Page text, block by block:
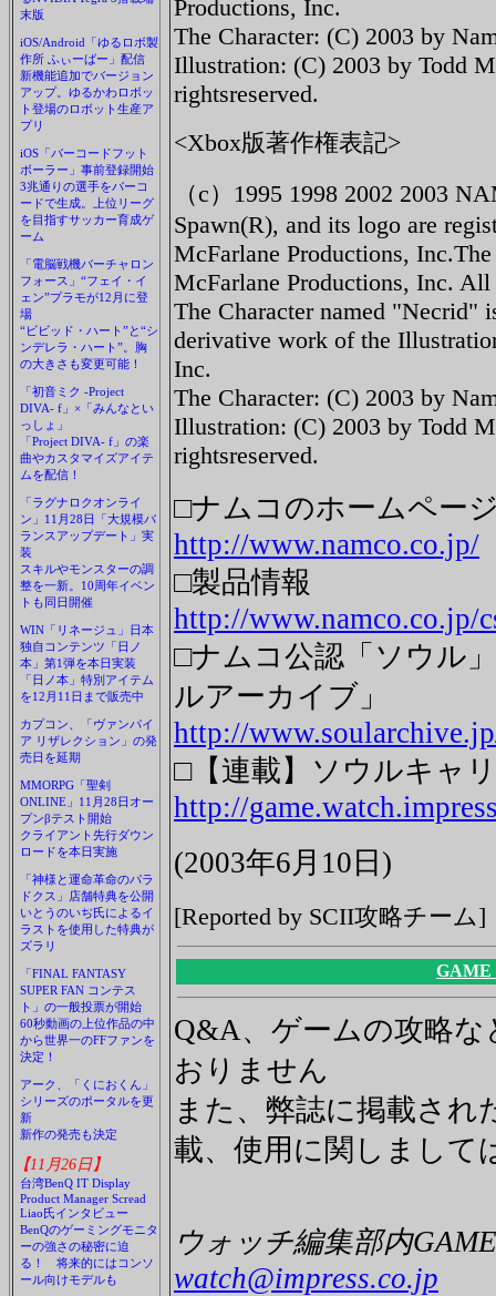
末版
iOS/Android「ゆるロボ製
作所 ふぃーばー」配信
新機能追加でバージョン
アップ。ゆるかわロボッ
ト登場のロボット生産ア
プリ
iOS「バーコードフット
ボーラー」事前登録開始
3兆通りの選手をバーコ
ードで生成。上位リーグ
を目指すサッカー育成ゲ
ーム
「電脳戦機バーチャロン
フォース」“フェイ・イ
ェン”プラモが12月に登
場
“ビビッド・ハート”と“シ
ンデレラ・ハート”。胸
の大きさも変更可能！
「初音ミク -Project
DIVA- f」×「みんなとい
っしょ」
「Project DIVA- f」の楽
曲やカスタマイズアイテ
ムを配信！
「ラグナロクオンライ
ン」11月28日「大規模バ
ランスアップデート」実
装
スキルやモンスターの調
整を一新。10周年イベン
トも同日開催
WIN「リネージュ」日本
独自コンテンツ「日ノ
本」第1弾を本日実装
「日ノ本」特別アイテム
を12月11日まで販売中
カプコン、「ヴァンパイ
ア リザレクション」の発
売日を延期
MMORPG「聖剣
ONLINE」11月28日オー
プンβテスト開始
クライアント先行ダウン
ロードを本日実施
「神様と運命革命のパラ
ドクス」店舗特典を公開
いとうのいぢ氏によるイ
ラストを使用した特典が
ズラリ
「FINAL FANTASY
SUPER FAN コンテス
ト」の一般投票が開始
60秒動画の上位作品の中
から世界一のFFファンを
決定！
アーク、「くにおくん」
シリーズのポータルを更
新
新作の発売も決定
【11月26日】
台湾BenQ IT Display
Product Manager Scread
Liao氏インタビュー
BenQのゲーミングモニタ
ーの強さの秘密に迫
る！ 将来的にはコンソ
ール向けモデルも
Productions, Inc.
The Character: (C) 2003 by
Illustration: (C) 2003 by Todd
rightsreserved.
<Xbox版著作権表記>
（c）1995 1998 2002 2003
Spawn(R), and its logo are
McFarlane Productions,
McFarlane Productions, Inc. All
The Character named "Necrid"
derivative work of the
Inc.
The Character: (C) 2003 by
Illustration: (C) 2003 by Todd
rightsreserved.
□ナムコのホームペー
http://www.namco.co.jp/
□製品情報
http://www.namco.co.jp/
□ナムコ公認「ソウル
ルアーカイブ」
http://
□【連載】ソウルキャ
http://
(2003年6月10日)
[Reported by SCII攻略チーム]
GAME
Q&A、ゲームの攻略
おりません
また、弊誌に掲載され
載、使用に関しまして
ウォッチ編集部内
watch@impress.co.jp